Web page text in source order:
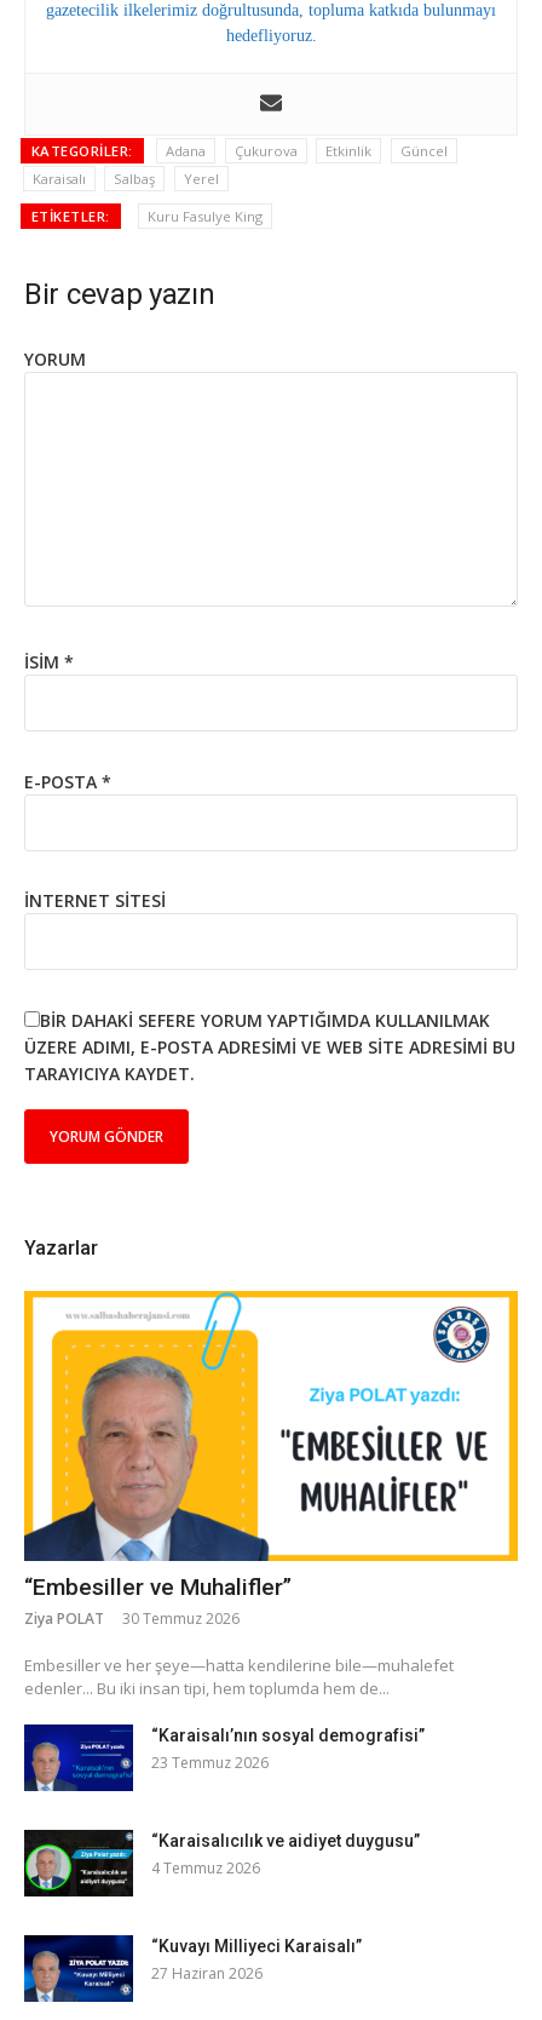
gazetecilik ilkelerimiz doğrultusunda, topluma katkıda bulunmayı
hedefliyoruz.
KATEGORILER: Adana Çukurova Etkinlik
Güncel
Karaisalı
Salbaş Yerel
ETIKETLER: Kuru Fasulye King
Bir cevap yazın
YORUM
İSIM *
E-POSTA *
İNTERNET SITESI
BIR DAHAKI SEFERE YORUM YAPTIĞIMDA KULLANILMAK
ÜZERE ADIMI, E-POSTA ADRESIMI VE WEB SITE ADRESIMI BU
TARAYICIYA KAYDET.
Yazarlar
“Embesiller ve Muhalifler”
Ziya POLAT 30 Temmuz 2026
​Embesiller ve her şeye—hatta kendilerine bile—muhalefet
edenler... Bu iki insan tipi, hem toplumda hem de...
“Karaisalı’nın sosyal demografisi”
23 Temmuz 2026
“Karaisalıcılık ve aidiyet duygusu”
4 Temmuz 2026
“Kuvayı Milliyeci Karaisalı”
27 Haziran 2026